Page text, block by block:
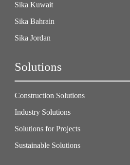
Sika Kuwait
Sika Bahrain
Sika Jordan
Solutions
Construction Solutions
Industry Solutions
Solutions for Projects
Sustainable Solutions